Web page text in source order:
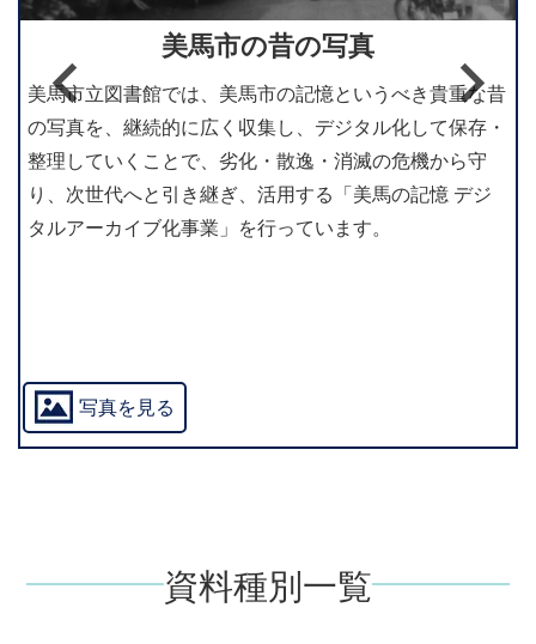
美馬市の昔の写真
美馬市立図書館では、美馬市の記憶というべき貴重な昔
の写真を、継続的に広く収集し、デジタル化して保存・
整理していくことで、劣化・散逸・消滅の危機から守
り、次世代へと引き継ぎ、活用する「美馬の記憶 デジ
タルアーカイブ化事業」を行っています。
写真を見る
資料種別一覧